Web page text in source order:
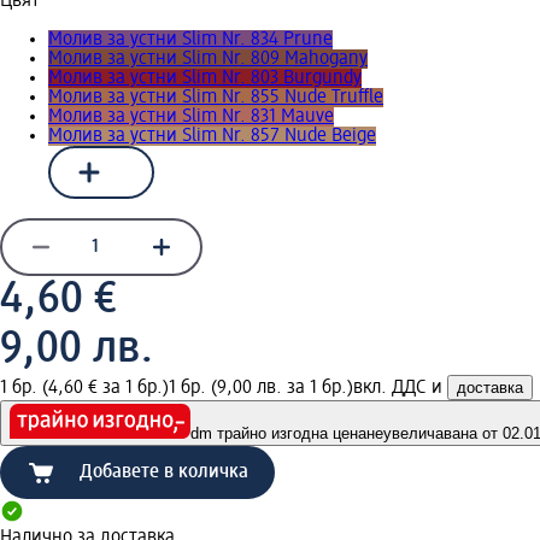
Молив за устни Slim Nr. 834 Prune
Молив за устни Slim Nr. 809 Mahogany
Молив за устни Slim Nr. 803 Burgundy
Молив за устни Slim Nr. 855 Nude Truffle
Молив за устни Slim Nr. 831 Mauve
Молив за устни Slim Nr. 857 Nude Beige
4,60 €
9,00 лв.
1 бр. (4,60 € за 1 бр.)1 бр. (9,00 лв. за 1 бр.)вкл. ДДС и доставка
dm трайно изгодна ценанеувеличавана от
Добавете в количка